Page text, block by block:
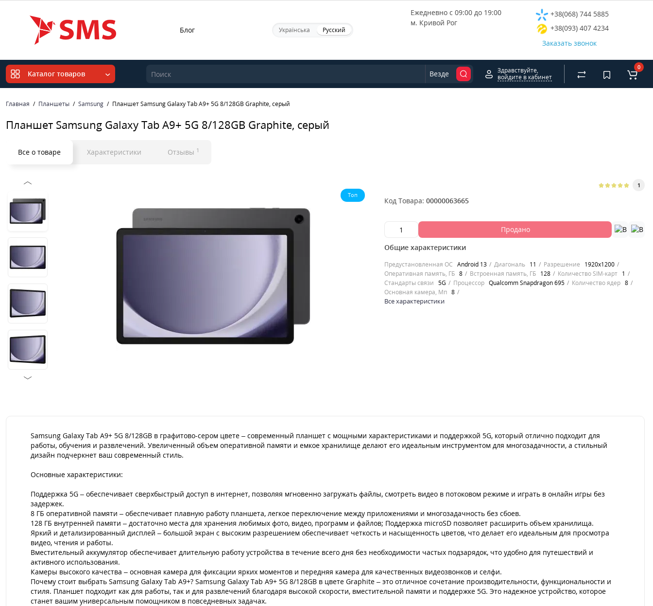
Блог Українська Русский
Ежедневно с 09:00 до 19:00
м. Кривой Рог
+38(068) 744 5885
+38(093) 407 4234
Заказать звонок
Каталог товаров Везде
Здравствуйте,
войдите в кабинет
0
Главная Планшеты Samsung Планшет Samsung Galaxy Tab A9+ 5G 8/128GB Graphite, серый
Планшет Samsung Galaxy Tab A9+ 5G 8/128GB Graphite, серый
Все о товаре Характеристики Отзывы 1
Топ
1
Код Товара: 00000063665
Продано
Общие характеристики
Предустановленная ОС Android 13 Диагональ 11 Разрешение
1920x1200
Оперативная память, ГБ 8 Встроенная память, ГБ 128 Количество SIM-карт
1
Стандарты связи 5G Процессор Qualcomm Snapdragon 695 Количество ядер 8
Основная камера, Мп 8
Все характеристики
Samsung Galaxy Tab A9+ 5G 8/128GB в графитово-сером цвете – современный планшет с мощными характеристиками и поддержкой 5G, который отлично подходит для
работы, обучения и развлечений. Увеличенный объем оперативной памяти и емкое хранилище делают его идеальным инструментом для многозадачности, а стильный
дизайн подчеркнет ваш современный стиль.
Основные характеристики:
Поддержка 5G – обеспечивает сверхбыстрый доступ в интернет, позволяя мгновенно загружать файлы, смотреть видео в потоковом режиме и играть в онлайн игры без
задержек.
8 ГБ оперативной памяти – обеспечивает плавную работу планшета, легкое переключение между приложениями и многозадачность без сбоев.
128 ГБ внутренней памяти – достаточно места для хранения любимых фото, видео, программ и файлов; Поддержка microSD позволяет расширить объем хранилища.
Яркий и детализированный дисплей – большой экран с высоким разрешением обеспечивает четкость и насыщенность цветов, что делает его идеальным для просмотра
видео, чтения и работы.
Вместительный аккумулятор обеспечивает длительную работу устройства в течение всего дня без необходимости частых подзарядок, что удобно для путешествий и
активного использования.
Камеры высокого качества – основная камера для фиксации ярких моментов и передняя камера для качественных видеозвонков и селфи.
Почему стоит выбрать Samsung Galaxy Tab A9+? Samsung Galaxy Tab A9+ 5G 8/128GB в цвете Graphite – это отличное сочетание производительности, функциональности и
стиля. Планшет подходит как для работы, так и для развлечений благодаря высокой скорости, вместительной памяти и поддержке 5G. Это надежное устройство, которое
станет вашим универсальным помощником в повседневных задачах.